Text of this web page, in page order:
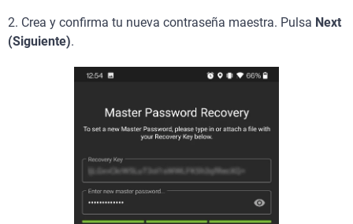
2. Crea y confirma tu nueva contraseña maestra. Pulsa Next
(Siguiente).